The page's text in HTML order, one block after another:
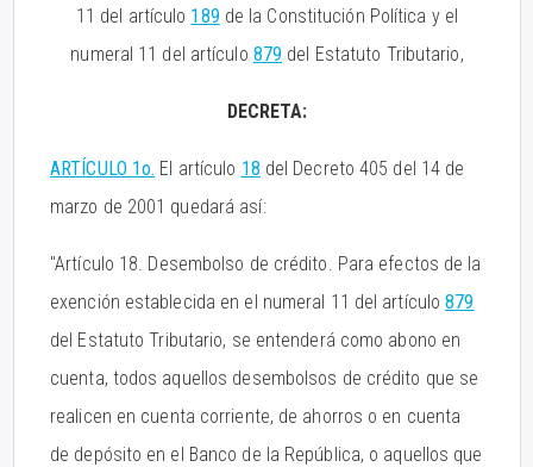
11 del artículo 189 de la Constitución Política y el
numeral 11 del artículo 879 del Estatuto Tributario,
DECRETA:
ARTÍCULO 1o. El artículo 18 del Decreto 405 del 14 de
marzo de 2001 quedará así:
"Artículo 18. Desembolso de crédito. Para efectos de la
exención establecida en el numeral 11 del artículo879
del Estatuto Tributario, se entenderá como abono en
cuenta, todos aquellos desembolsos de crédito que se
realicen en cuenta corriente, de ahorros o en cuenta
de depósito en el Banco de la República, o aquellos que